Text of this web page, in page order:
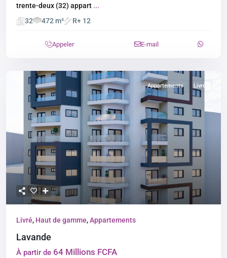
trente-deux (32) appart ...
32
472 m² R+ 12
Appeler E-mail
Appartements Livré
Livré, Haut de gamme,Appartements
Lavande
À partir de 64 Millions FCFA